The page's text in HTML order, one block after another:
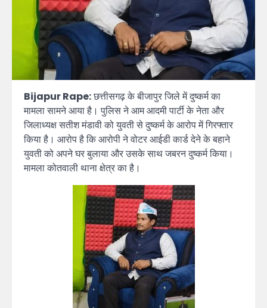
Bijapur Rape:छत्तीसगढ़ के बीजापुर जिले में दुष्कर्म का
मामला सामने आया है। पुलिस ने आम आदमी पार्टी के नेता और
जिलाध्यक्ष सतीश मंडावी को युवती से दुष्कर्म के आरोप में गिरफ्तार
किया है। आरोप है कि आरोपी ने वोटर आईडी कार्ड देने के बहाने
युवती को अपने घर बुलाया और उसके साथ जबरन दुष्कर्म किया।
मामला कोतवाली थाना क्षेत्र का है।